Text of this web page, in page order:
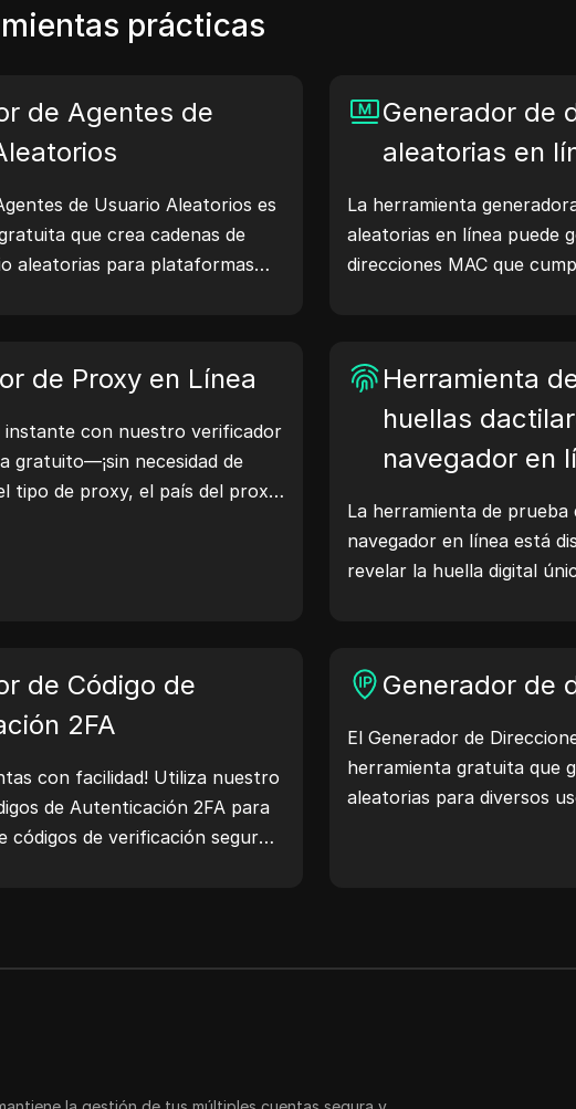
prácticas
de Agentes de
de Usuario Aleatorios es
que crea cadenas de
aleatorias para plataformas
pruebas de sitios web,
tus flujos de trabajo: ¡genera
hoy!
Generador de
aleatorias en
La herramienta
aleatorias en línea puede
direcciones MAC que
de Proxy en Línea
instante con nuestro verificador
gratuito—¡sin necesidad de
tipo de proxy, el país del proxy,
Herramienta
huellas
navegador en
La herramienta de prueba
navegador en línea está
revelar la huella digital
seguridad en línea.
de Código de
2FA
con facilidad! Utiliza nuestro
de Autenticación 2FA para
códigos de verificación seguros
Generador de
El Generador de
herramienta gratuita que
aleatorias para diversos
geolocalización,